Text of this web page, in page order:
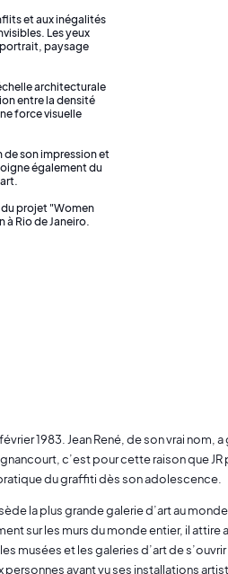
et aux inégalités
Les yeux
portrait, paysage
architecturale
entre la densité
force visuelle
son impression et
également du
projet "Women
Rio de Janeiro.
février 1983. Jean René, de son vrai
c’est pour cette raison que
du graffiti dès son adolescence.
la plus grande galerie d’art au
sur les murs du monde entier, il attire
musées et les galeries d’art de
ayant vu ses installations